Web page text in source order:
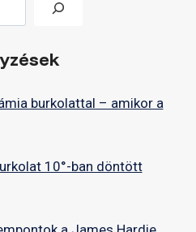
burkolattal – amikor a
10°-ban döntött